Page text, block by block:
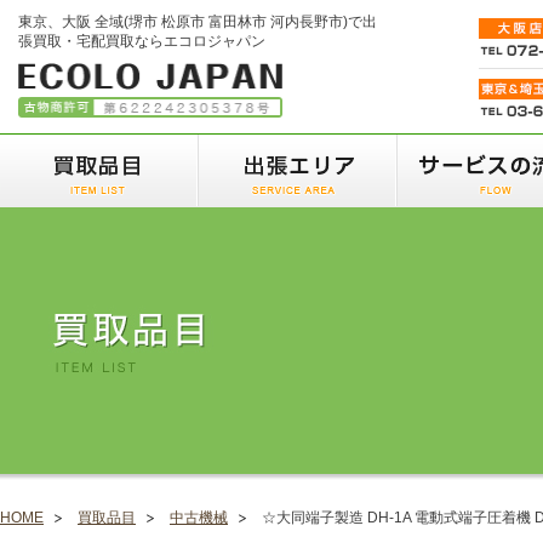
東京、大阪 全域(堺市 松原市 富田林市 河内長野市)で出
張買取・宅配買取ならエコロジャパン
HOME 買取品目 中古機械 ☆大同端子製造 DH-1A 電動式端子圧着機